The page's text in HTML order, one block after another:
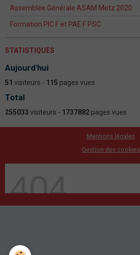
Assemblée Générale ASAM Metz 2020
Formation PIC F et PAE F PSC
STATISTIQUES
Aujourd'hui
51 visiteurs - 115 pages vues
Total
255033 visiteurs - 1737882 pages vues
Mentions légales
Gestion des cookies